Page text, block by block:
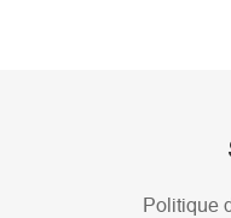
Politique